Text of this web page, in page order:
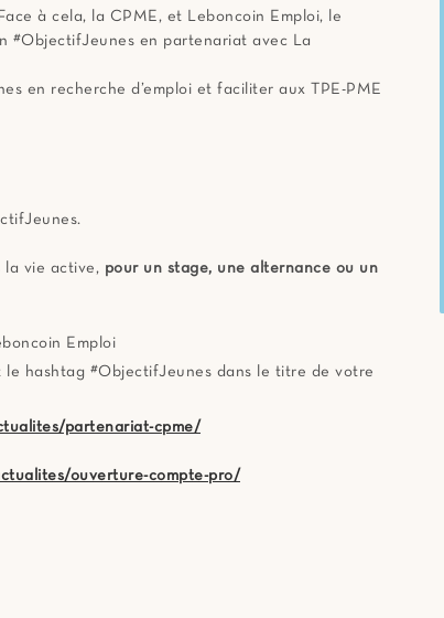
à cela, la CPME, et Leboncoin Emploi, le
#ObjectifJeunes en partenariat avec La
en recherche d’emploi et faciliter aux TPE-PME
la vie active, pour un stage, une alternance ou un
Emploi
le hashtag #ObjectifJeunes dans le titre de votre
partenariat-cpme/
ouverture-compte-pro/